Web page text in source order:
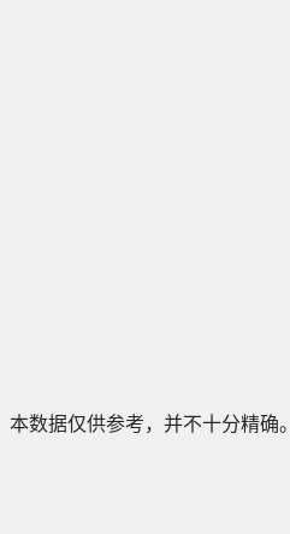
本数据仅供参考，并不十分精确。